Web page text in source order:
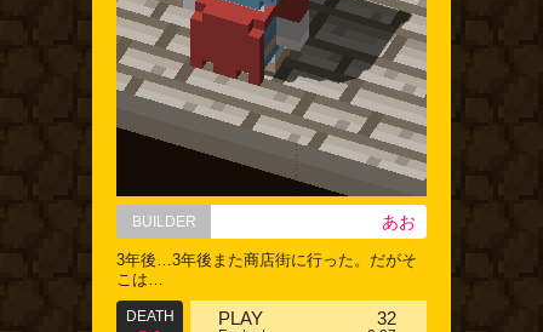
BUILDER あお
3年後…3年後また商店街に行った。だがそ
こは…
DEATH PLAY 32